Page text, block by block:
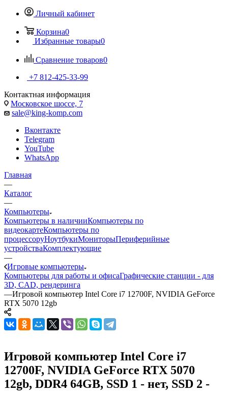
Личный кабинет
Корзина0
Избранные товары0
Сравнение товаров0
+7 812-425-33-99
Контактная информация
Московское шоссе, 7
sale@king-komp.com
Вконтакте
Telegram
YouTube
WhatsApp
Главная
—
Каталог
—
Компьютеры
Компьютеры в наличииКомпьютеры по
видеокартеКомпьютеры по
процессоруНоутбукиМониторыПериферийные
устройстваКомплектующие
—
Игровые компьютеры
Компьютеры для работы и офисаГрафические станции - для
3D, CAD, рендеринга
—Игровой компьютер Intel Core i7 12700F, NVIDIA GeForce
RTX 5070 12gb
Игровой компьютер Intel Core i7
12700F, NVIDIA GeForce RTX 5070
12gb, DDR4 64GB, SSD 1 - нет, SSD 2 -